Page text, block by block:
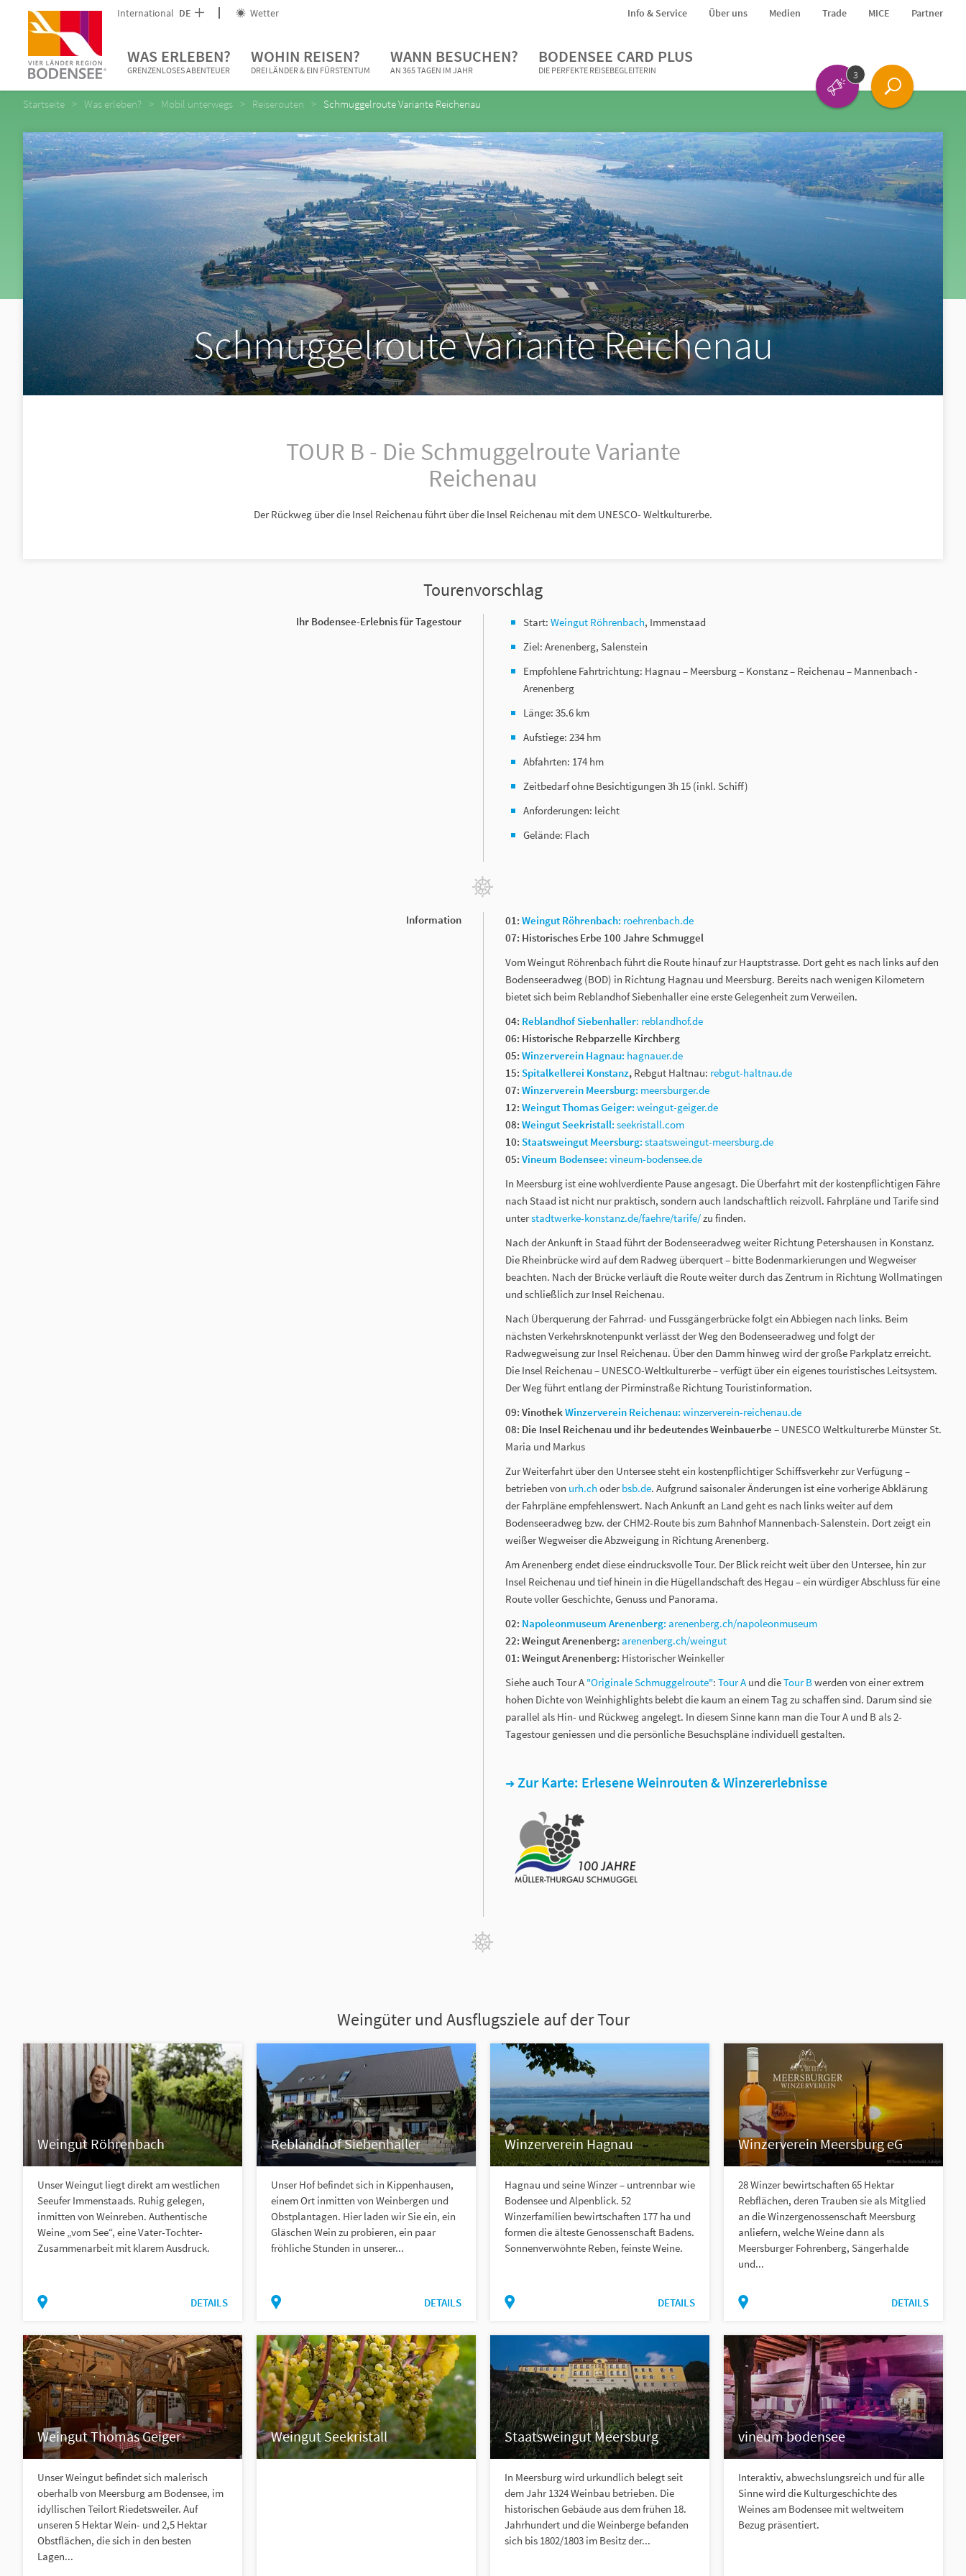
International DE Wetter Info & Service Über uns Medien Trade MICE Partner
WAS ERLEBEN?
GRENZENLOSES ABENTEUER
WOHIN REISEN?
DREI LÄNDER & EIN FÜRSTENTUM
WANN BESUCHEN?
AN 365 TAGEN IM JAHR
BODENSEE CARD PLUS
DIE PERFEKTE REISEBEGLEITERIN 3
Startseite Was erleben? Mobil unterwegs Reiserouten Schmuggelroute Variante Reichenau
Schmuggelroute Variante Reichenau
TOUR B - Die Schmuggelroute Variante
Reichenau
Der Rückweg über die Insel Reichenau führt über die Insel Reichenau mit dem UNESCO- Weltkulturerbe.
Tourenvorschlag
Ihr Bodensee-Erlebnis für Tagestour Start: Weingut Röhrenbach, Immenstaad
Ziel: Arenenberg, Salenstein
Empfohlene Fahrtrichtung: Hagnau – Meersburg – Konstanz – Reichenau – Mannenbach -
Arenenberg
Länge: 35.6 km
Aufstiege: 234 hm
Abfahrten: 174 hm
Zeitbedarf ohne Besichtigungen 3h 15 (inkl. Schiff)
Anforderungen: leicht
Gelände: Flach
Information 01: Weingut Röhrenbach: roehrenbach.de
07: Historisches Erbe 100 Jahre Schmuggel
Vom Weingut Röhrenbach führt die Route hinauf zur Hauptstrasse. Dort geht es nach links auf den
Bodenseeradweg (BOD) in Richtung Hagnau und Meersburg. Bereits nach wenigen Kilometern
bietet sich beim Reblandhof Siebenhaller eine erste Gelegenheit zum Verweilen.
04: Reblandhof Siebenhaller: reblandhof.de
06: Historische Rebparzelle Kirchberg
05: Winzerverein Hagnau: hagnauer.de
15: Spitalkellerei Konstanz, Rebgut Haltnau: rebgut-haltnau.de
07: Winzerverein Meersburg: meersburger.de
12: Weingut Thomas Geiger: weingut-geiger.de
08: Weingut Seekristall: seekristall.com
10: Staatsweingut Meersburg: staatsweingut-meersburg.de
05: Vineum Bodensee: vineum-bodensee.de
In Meersburg ist eine wohlverdiente Pause angesagt. Die Überfahrt mit der kostenpflichtigen Fähre
nach Staad ist nicht nur praktisch, sondern auch landschaftlich reizvoll. Fahrpläne und Tarife sind
unterstadtwerke-konstanz.de/faehre/tarife/ zu finden.
Nach der Ankunft in Staad führt der Bodenseeradweg weiter Richtung Petershausen in Konstanz.
Die Rheinbrücke wird auf dem Radweg überquert – bitte Bodenmarkierungen und Wegweiser
beachten. Nach der Brücke verläuft die Route weiter durch das Zentrum in Richtung Wollmatingen
und schließlich zur Insel Reichenau.
Nach Überquerung der Fahrrad- und Fussgängerbrücke folgt ein Abbiegen nach links. Beim
nächsten Verkehrsknotenpunkt verlässt der Weg den Bodenseeradweg und folgt der
Radwegweisung zur Insel Reichenau. Über den Damm hinweg wird der große Parkplatz erreicht.
Die Insel Reichenau – UNESCO-Weltkulturerbe – verfügt über ein eigenes touristisches Leitsystem.
Der Weg führt entlang der Pirminstraße Richtung Touristinformation.
09: Vinothek Winzerverein Reichenau: winzerverein-reichenau.de
08: Die Insel Reichenau und ihr bedeutendes Weinbauerbe – UNESCO Weltkulturerbe Münster St.
Maria und Markus
Zur Weiterfahrt über den Untersee steht ein kostenpflichtiger Schiffsverkehr zur Verfügung –
betrieben von urh.ch oderbsb.de. Aufgrund saisonaler Änderungen ist eine vorherige Abklärung
der Fahrpläne empfehlenswert. Nach Ankunft an Land geht es nach links weiter auf dem
Bodenseeradweg bzw. der CHM2-Route bis zum Bahnhof Mannenbach-Salenstein. Dort zeigt ein
weißer Wegweiser die Abzweigung in Richtung Arenenberg.
Am Arenenberg endet diese eindrucksvolle Tour. Der Blick reicht weit über den Untersee, hin zur
Insel Reichenau und tief hinein in die Hügellandschaft des Hegau – ein würdiger Abschluss für eine
Route voller Geschichte, Genuss und Panorama.
02: Napoleonmuseum Arenenberg: arenenberg.ch/napoleonmuseum
22: Weingut Arenenberg: arenenberg.ch/weingut
01: Weingut Arenenberg: Historischer Weinkeller
Siehe auch Tour A "Originale Schmuggelroute": Tour A und dieTour Bwerden von einer extrem
hohen Dichte von Weinhighlights belebt die kaum an einem Tag zu schaffen sind. Darum sind sie
parallel als Hin- und Rückweg angelegt. In diesem Sinne kann man die Tour A und B als 2-
Tagestour geniessen und die persönliche Besuchspläne individuell gestalten.
➜ Zur Karte: Erlesene Weinrouten & Winzererlebnisse
Weingüter und Ausflugsziele auf der Tour
Weingut Röhrenbach
Unser Weingut liegt direkt am westlichen
Seeufer Immenstaads. Ruhig gelegen,
inmitten von Weinreben. Authentische
Weine „vom See“, eine Vater-Tochter-
Zusammenarbeit mit klarem Ausdruck.
DETAILS
Reblandhof Siebenhaller
Unser Hof befindet sich in Kippenhausen,
einem Ort inmitten von Weinbergen und
Obstplantagen. Hier laden wir Sie ein, ein
Gläschen Wein zu probieren, ein paar
fröhliche Stunden in unserer...
DETAILS
Winzerverein Hagnau
Hagnau und seine Winzer – untrennbar wie
Bodensee und Alpenblick. 52
Winzerfamilien bewirtschaften 177 ha und
formen die älteste Genossenschaft Badens.
Sonnenverwöhnte Reben, feinste Weine.
DETAILS
Winzerverein Meersburg eG
28 Winzer bewirtschaften 65 Hektar
Rebflächen, deren Trauben sie als Mitglied
an die Winzergenossenschaft Meersburg
anliefern, welche Weine dann als
Meersburger Fohrenberg, Sängerhalde
und...
DETAILS
Weingut Thomas Geiger
Unser Weingut befindet sich malerisch
oberhalb von Meersburg am Bodensee, im
idyllischen Teilort Riedetsweiler. Auf
unseren 5 Hektar Wein- und 2,5 Hektar
Obstflächen, die sich in den besten
Lagen...
Weingut Seekristall Staatsweingut Meersburg
In Meersburg wird urkundlich belegt seit
dem Jahr 1324 Weinbau betrieben. Die
historischen Gebäude aus dem frühen 18.
Jahrhundert und die Weinberge befanden
sich bis 1802/1803 im Besitz der...
vineum bodensee
Interaktiv, abwechslungsreich und für alle
Sinne wird die Kulturgeschichte des
Weines am Bodensee mit weltweitem
Bezug präsentiert.